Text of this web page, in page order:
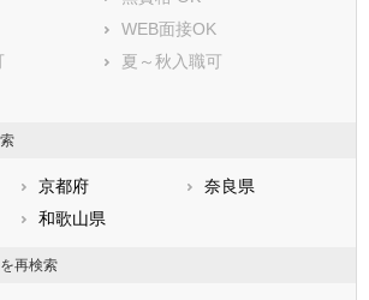
泉南郡熊取町
泉南郡岬町
WEB面接OK
夏～秋入職可
京都府
奈良県
和歌山県
再検索